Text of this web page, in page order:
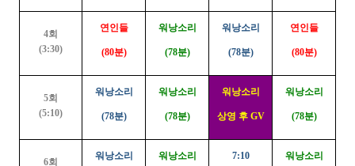
4회
(3:30)
연인들
(80분)
워낭소리
(78분)
워낭소리
(78분)
연인들
(80분)
5회
(5:10)
워낭소리
(78분)
워낭소리
(78분)
워낭소리
상영 후 GV
워낭소리
(78분)
6회
워낭소리 워낭소리 7:10 워낭소리